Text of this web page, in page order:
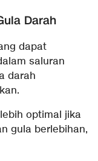
Darah
dapat
saluran
darah
optimal jika
gula berlebihan,